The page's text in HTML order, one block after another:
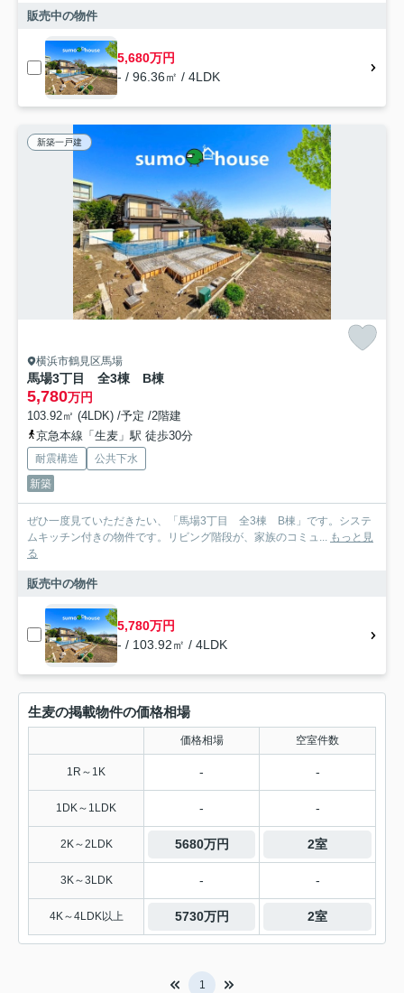
販売中の物件
5,680万円
- / 96.36㎡ / 4LDK
新築一戸建
横浜市鶴見区馬場
馬場3丁目 全3棟 B棟
5,780万円
103.92㎡ (4LDK) /予定 /2階建
京急本線「生麦」駅 徒歩30分
耐震構造
公共下水
新築
ぜひ一度見ていただきたい、「馬場3丁目 全3棟 B棟」です。システ
ムキッチン付きの物件です。リビング階段が、家族のコミュ...
もっと見
る
販売中の物件
5,780万円
- / 103.92㎡ / 4LDK
生麦の掲載物件の価格相場
価格相場 空室件数
1R～1K - -
1DK～1LDK - -
2K～2LDK 5680万円 2室
3K～3LDK - -
4K～4LDK以上 5730万円 2室
1